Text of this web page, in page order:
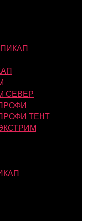
СЕВЕР
ТЕНТ